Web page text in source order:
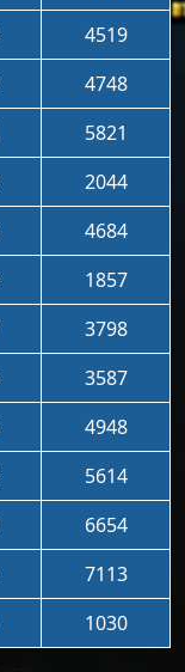
4519
4748
5821
2044
4684
1857
3798
3587
4948
5614
6654
7113
1030